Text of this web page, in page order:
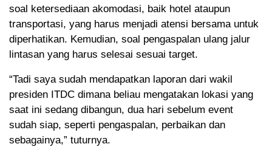
soal ketersediaan akomodasi, baik hotel ataupun
transportasi, yang harus menjadi atensi bersama untuk
diperhatikan. Kemudian, soal pengaspalan ulang jalur
lintasan yang harus selesai sesuai target.
“Tadi saya sudah mendapatkan laporan dari wakil
presiden ITDC dimana beliau mengatakan lokasi yang
saat ini sedang dibangun, dua hari sebelum event
sudah siap, seperti pengaspalan, perbaikan dan
sebagainya,” tuturnya.